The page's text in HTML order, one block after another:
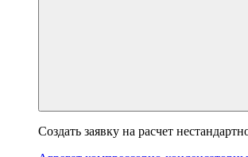
Создать заявку на расчет